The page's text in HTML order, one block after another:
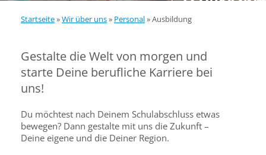
Startseite»Wir über uns» Personal»Ausbildung
Gestalte die Welt von morgen und
starte Deine berufliche Karriere bei
uns!
Du möchtest nach Deinem Schulabschluss etwas
bewegen? Dann gestalte mit uns die Zukunft –
Deine eigene und die Deiner Region.